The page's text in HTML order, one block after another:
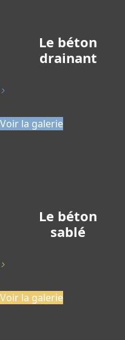
Le béton
drainant
>
Voir la galerie
Le béton
sablé
>
Voir la galerie